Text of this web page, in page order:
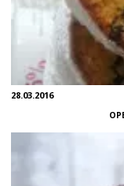
28.03.2016